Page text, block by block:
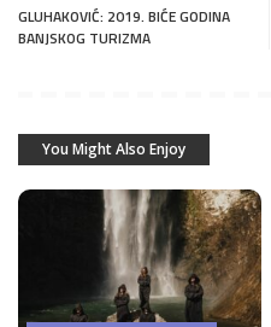
GLUHAKOVIĆ: 2019. BIĆE GODINA
BANJSKOG TURIZMA
You Might Also Enjoy